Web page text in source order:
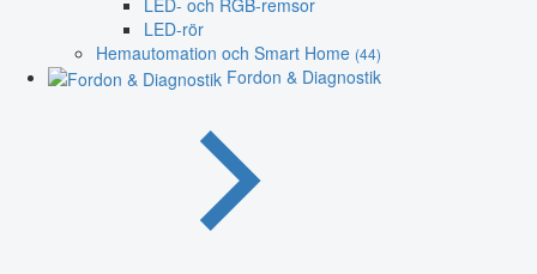
LED-rör
Hemautomation och Smart Home (44)
Fordon & Diagnostik